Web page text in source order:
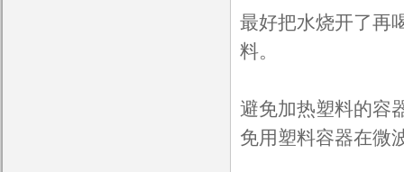
最好把水烧开了再
料。
避免加热塑料的容
免用塑料容器在微